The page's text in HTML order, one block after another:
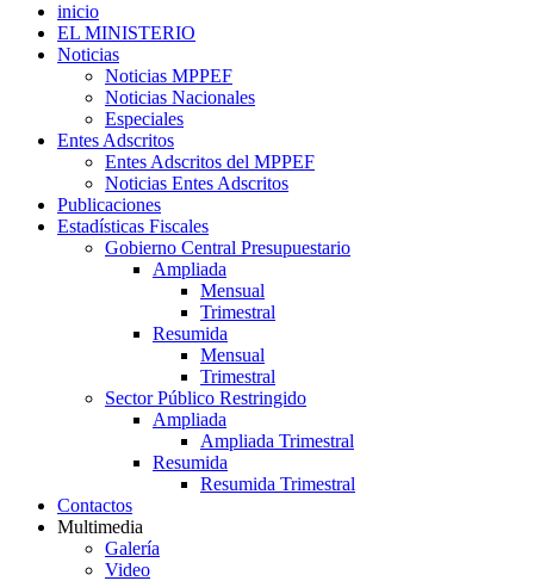
inicio
EL MINISTERIO
Noticias
Noticias MPPEF
Noticias Nacionales
Especiales
Entes Adscritos
Entes Adscritos del MPPEF
Noticias Entes Adscritos
Publicaciones
Estadísticas Fiscales
Gobierno Central Presupuestario
Ampliada
Mensual
Trimestral
Resumida
Mensual
Trimestral
Sector Público Restringido
Ampliada
Ampliada Trimestral
Resumida
Resumida Trimestral
Contactos
Multimedia
Galería
Video